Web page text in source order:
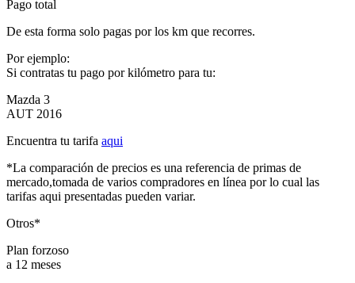
Pago total
De esta forma solo pagas por los km que recorres.
Por ejemplo:
Si contratas tu pago por kilómetro para tu:
Mazda 3
AUT 2016
Encuentra tu tarifa aqui
*La comparación de precios es una referencia de primas de
mercado,tomada de varios compradores en línea por lo cual las
tarifas aqui presentadas pueden variar.
Otros*
Plan forzoso
a 12 meses